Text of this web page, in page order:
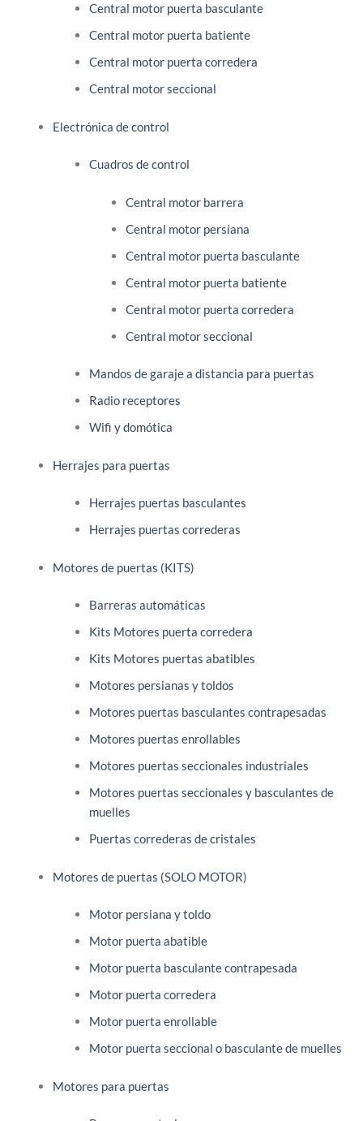
Central motor puerta basculante
Central motor puerta batiente
Central motor puerta corredera
Central motor seccional
Electrónica de control
Cuadros de control
Central motor barrera
Central motor persiana
Central motor puerta basculante
Central motor puerta batiente
Central motor puerta corredera
Central motor seccional
Mandos de garaje a distancia para puertas
Radio receptores
Wifi y domótica
Herrajes para puertas
Herrajes puertas basculantes
Herrajes puertas correderas
Motores de puertas (KITS)
Barreras automáticas
Kits Motores puerta corredera
Kits Motores puertas abatibles
Motores persianas y toldos
Motores puertas basculantes contrapesadas
Motores puertas enrollables
Motores puertas seccionales industriales
Motores puertas seccionales y basculantes de
muelles
Puertas correderas de cristales
Motores de puertas (SOLO MOTOR)
Motor persiana y toldo
Motor puerta abatible
Motor puerta basculante contrapesada
Motor puerta corredera
Motor puerta enrollable
Motor puerta seccional o basculante de muelles
Motores para puertas